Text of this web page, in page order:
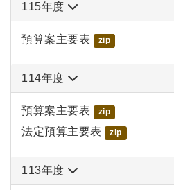
115年度
預算案主要表 zip
114年度
預算案主要表 zip
法定預算主要表 zip
113年度